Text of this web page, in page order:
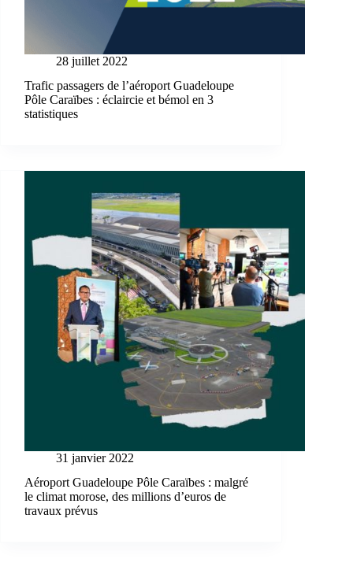
28 juillet 2022
Trafic passagers de l’aéroport Guadeloupe
Pôle Caraïbes : éclaircie et bémol en 3
statistiques
31 janvier 2022
Aéroport Guadeloupe Pôle Caraïbes : malgré
le climat morose, des millions d’euros de
travaux prévus